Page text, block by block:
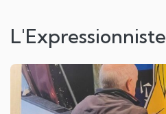
L'Expressionniste